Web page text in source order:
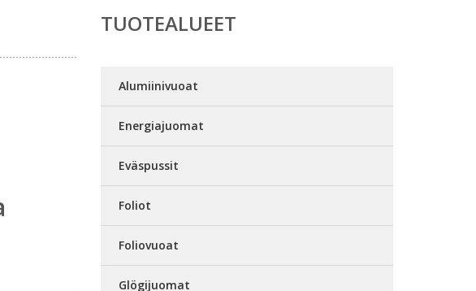
TUOTEALUEET
Alumiinivuoat
Energiajuomat
Eväspussit
Foliot
Foliovuoat
Glögijuomat